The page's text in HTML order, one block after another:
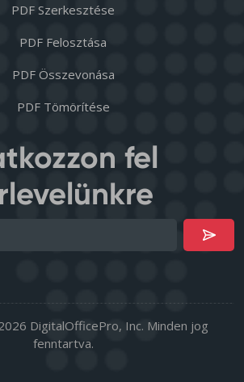
PDF Szerkesztése
PDF Felosztása
PDF Összevonása
PDF Tömörítése
fel
DigitalOfficePro, Inc. Minden jog
fenntartva.